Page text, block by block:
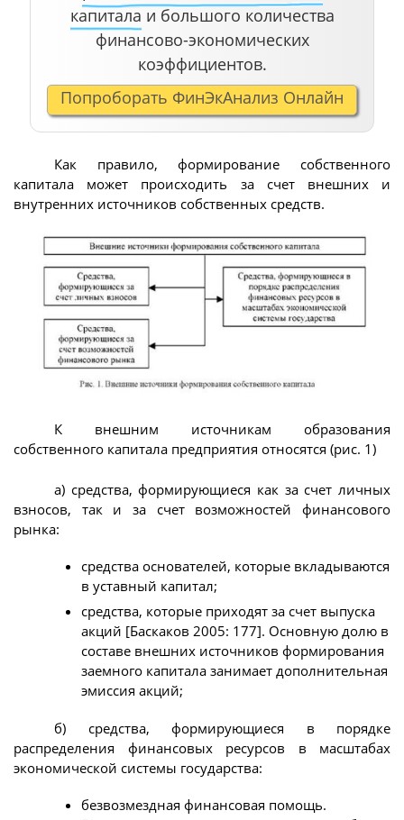
капитала и большого количества
финансово-экономических
коэффициентов.
Попроборать ФинЭкАнализ Онлайн
Как правило, формирование собственного
капитала может происходить за счет внешних и
внутренних источников собственных средств.
К внешним источникам образования
собственного капитала предприятия относятся (рис. 1)
а) средства, формирующиеся как за счет личных
взносов, так и за счет возможностей финансового
рынка:
средства основателей, которые вкладываются
в уставный капитал;
средства, которые приходят за счет выпуска
акций [Баскаков 2005: 177]. Основную долю в
составе внешних источников формирования
заемного капитала занимает дополнительная
эмиссия акций;
б) средства, формирующиеся в порядке
распределения финансовых ресурсов в масштабах
экономической системы государства:
безвозмездная финансовая помощь.